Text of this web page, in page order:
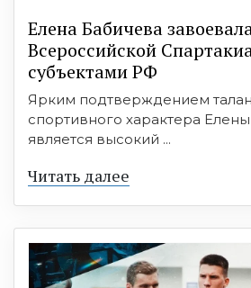
Елена Бабичева
Всероссийской
субъектами РФ
Ярким подтверждением
спортивного характера
является высокий ...
Читать далее